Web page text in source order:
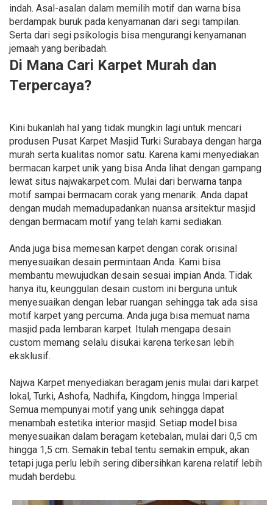
indah. Asal-asalan dalam memilih motif dan warna bisa
berdampak buruk pada kenyamanan dari segi tampilan.
Serta dari segi psikologis bisa mengurangi kenyamanan
jemaah yang beribadah.
Di Mana Cari Karpet Murah dan
Terpercaya?
Kini bukanlah hal yang tidak mungkin lagi untuk mencari
produsen Pusat Karpet Masjid Turki Surabaya dengan harga
murah serta kualitas nomor satu. Karena kami menyediakan
bermacan karpet unik yang bisa Anda lihat dengan gampang
lewat situs najwakarpet.com. Mulai dari berwarna tanpa
motif sampai bermacam corak yang menarik. Anda dapat
dengan mudah memadupadankan nuansa arsitektur masjid
dengan bermacam motif yang telah kami sediakan.
Anda juga bisa memesan karpet dengan corak orisinal
menyesuaikan desain permintaan Anda. Kami bisa
membantu mewujudkan desain sesuai impian Anda. Tidak
hanya itu, keunggulan desain custom ini berguna untuk
menyesuaikan dengan lebar ruangan sehingga tak ada sisa
motif karpet yang percuma. Anda juga bisa memuat nama
masjid pada lembaran karpet. Itulah mengapa desain
custom memang selalu disukai karena terkesan lebih
eksklusif.
Najwa Karpet menyediakan beragam jenis mulai dari karpet
lokal, Turki, Ashofa, Nadhifa, Kingdom, hingga Imperial.
Semua mempunyai motif yang unik sehingga dapat
menambah estetika interior masjid. Setiap model bisa
menyesuaikan dalam beragam ketebalan, mulai dari 0,5 cm
hingga 1,5 cm. Semakin tebal tentu semakin empuk, akan
tetapi juga perlu lebih sering dibersihkan karena relatif lebih
mudah berdebu.